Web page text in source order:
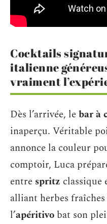
Cocktails
italienne
vraiment
Dès l’arrivée, lebar à
inaperçu. Véritable
annonce la couleur
comptoir, Luca
entre spritz classique
alliant herbes
l’apéritivo bat son